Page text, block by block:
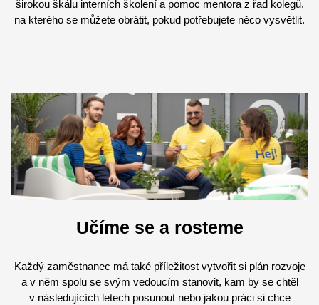
širokou škálu interních školení a pomoc mentora z řad kolegů,
na kterého se můžete obrátit, pokud potřebujete něco vysvětlit.
Učíme se a rosteme
Každý zaměstnanec má také příležitost vytvořit si plán rozvoje
a v něm spolu se svým vedoucím stanovit, kam by se chtěl
v následujících letech posunout nebo jakou práci si chce